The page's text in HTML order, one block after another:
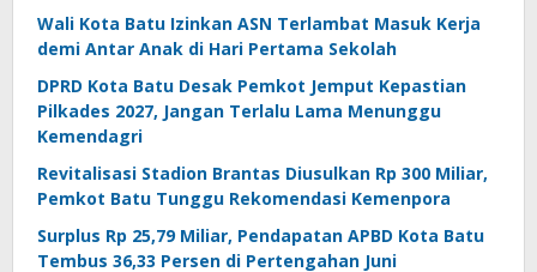
Wali Kota Batu Izinkan ASN Terlambat Masuk Kerja
demi Antar Anak di Hari Pertama Sekolah
DPRD Kota Batu Desak Pemkot Jemput Kepastian
Pilkades 2027, Jangan Terlalu Lama Menunggu
Kemendagri
Revitalisasi Stadion Brantas Diusulkan Rp 300 Miliar,
Pemkot Batu Tunggu Rekomendasi Kemenpora
Surplus Rp 25,79 Miliar, Pendapatan APBD Kota Batu
Tembus 36,33 Persen di Pertengahan Juni